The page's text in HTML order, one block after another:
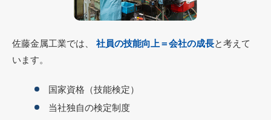
佐藤金属工業では、 社員の技能向上＝会社の成長と考えて
います。
国家資格（技能検定）
当社独自の検定制度